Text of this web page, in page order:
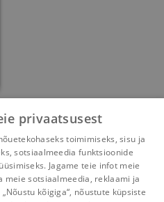
privaatsusest
toimimiseks, sisu ja
sotsiaalmeedia funktsioonide
Jagame teie infot meie
meie sotsiaalmeedia, reklaami ja
kõigiga“, nõustute küpsiste